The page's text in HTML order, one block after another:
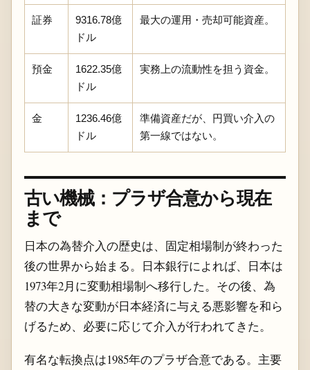
証券
9316.78億
ドル
最大の運用・売却可能資産。
預金
1622.35億
ドル
実務上の流動性を担う資金。
金
1236.46億
ドル
準備資産だが、円買い介入の
第一線ではない。
古い機械：プラザ合意から現在
まで
日本の為替介入の歴史は、固定相場制が終わった
後の世界から始まる。日本銀行によれば、日本は
1973年2月に変動相場制へ移行した。その後、為
替の大きな変動が日本経済に与える悪影響を和ら
げるため、必要に応じて介入が行われてきた。
有名な転換点は1985年のプラザ合意である。主要